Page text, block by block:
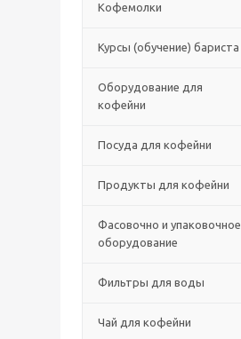
Кофемолки
Курсы (обучение) бариста
Оборудование для
кофейни
Посуда для кофейни
Продукты для кофейни
Фасовочно и упаковочное
оборудование
Фильтры для воды
Чай для кофейни